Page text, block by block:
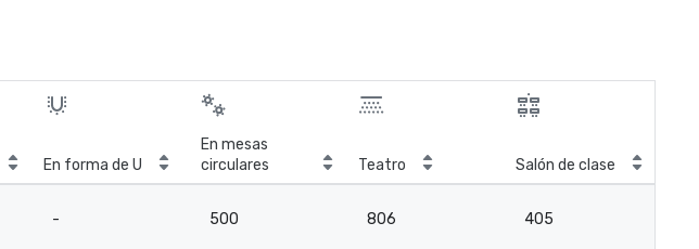
En forma de U
En mesas
circulares
Teatro Salón de clase
- 500 806 405